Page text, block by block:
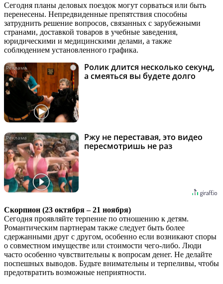
Сегодня планы деловых поездок могут сорваться или быть
перенесены. Непредвиденные препятствия способны
затруднить решение вопросов, связанных с зарубежными
странами, доставкой товаров в учебные заведения,
юридическими и медицинскими делами, а также
соблюдением установленного графика.
i
Ролик длится несколько секунд,
а смеяться вы будете долго
i
Ржу не переставая, это видео
пересмотришь не раз
Скорпион (23 октября – 21 ноября)
Сегодня проявляйте терпение по отношению к детям.
Романтическим партнерам также следует быть более
сдержанными друг с другом, особенно если возникают споры
о совместном имуществе или стоимости чего-либо. Люди
часто особенно чувствительны к вопросам денег. Не делайте
поспешных выводов. Будьте внимательны и терпеливы, чтобы
предотвратить возможные неприятности.